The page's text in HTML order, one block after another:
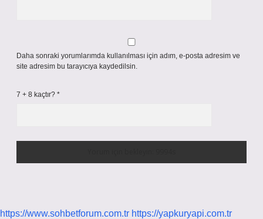
Daha sonraki yorumlarımda kullanılması için adım, e-posta adresim ve
site adresim bu tarayıcıya kaydedilsin.
7 + 8 kaçtır? *
https://www.sohbetforum.com.tr https://yapkuryapi.com.tr